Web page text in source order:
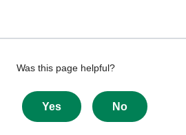
Give
feedback
about
this
Was this page helpful?
Yes No